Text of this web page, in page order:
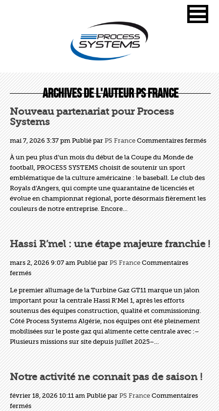
Archives de l'auteur PS France
Nouveau partenariat pour Process
Systems
mai 7, 2026 3:37 pm Publié parPS France Commentaires ferméssur
À un peu plus d’un mois du début de la Coupe du Monde de
football, PROCESS SYSTEMS choisit de soutenir un sport
emblématique de la culture américaine : le baseball. Le club des
Royals d’Angers, qui compte une quarantaine de licenciés et
évolue en championnat régional, porte désormais fièrement les
couleurs de notre entreprise. Encore…
Hassi R’mel : une étape majeure franchie !
mars 2, 2026 9:07 am Publié parPS France Commentaires
ferméssur
Hassi
R’mel
:
une
étape
majeure
franchie
!
Le premier allumage de la Turbine Gaz GT11 marque un jalon
important pour la centrale Hassi R’Mel 1, après les efforts
soutenus des équipes construction, qualité et commissioning.
Côté Process Systems Algérie, nos équipes ont été pleinement
mobilisées sur le poste gaz qui alimente cette centrale avec :–
Plusieurs missions sur site depuis juillet 2025–…
Notre activité ne connait pas de saison !
février 18, 2026 10:11 am Publié parPS France Commentaires
ferméssur